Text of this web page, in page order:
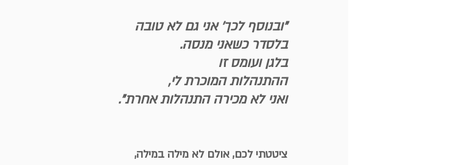
"ובנוסף לכך' אני גם לא טובה
בלסדר כשאני מנסה.
בלגן ועומס זו
ההתנהלות המוכרת לי,
ואני לא מכירה התנהלות אחרת״.
ציטטתי לכם, אולם לא מילה במילה,